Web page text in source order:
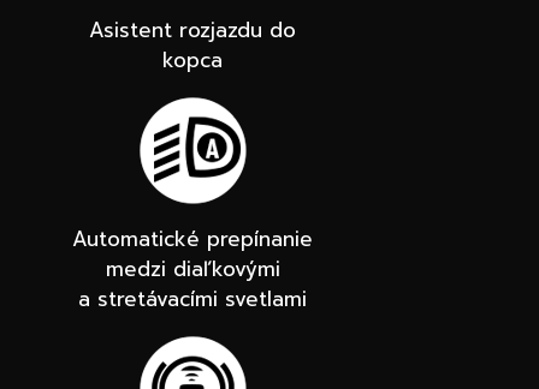
Asistent rozjazdu do
kopca
Automatické prepínanie
medzi diaľkovými
a stretávacími svetlami